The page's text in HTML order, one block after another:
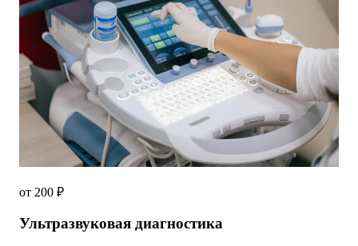
от 200 ₽
Ультразвуковая диагностика